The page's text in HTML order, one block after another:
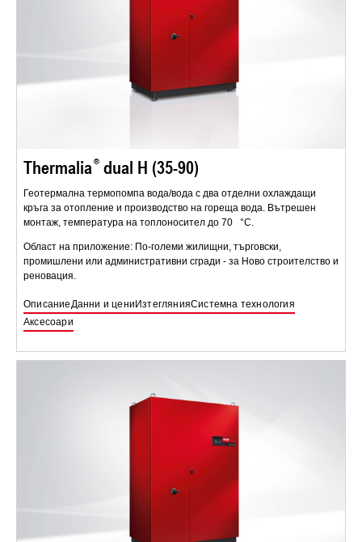
Thermalia dual H (35-90)
Геотермална термопомпа вода/вода с два отделни охлаждащи
кръга за отопление и производство на гореща вода. Вътрешен
монтаж, температура на топлоносител до 70 °C.
Област на приложение: По-големи жилищни, търговски,
промишлени или административни сгради - за Ново строителство и
реновация.
Описание Данни и цениИзтеглянияСистемна технология
Аксесоари